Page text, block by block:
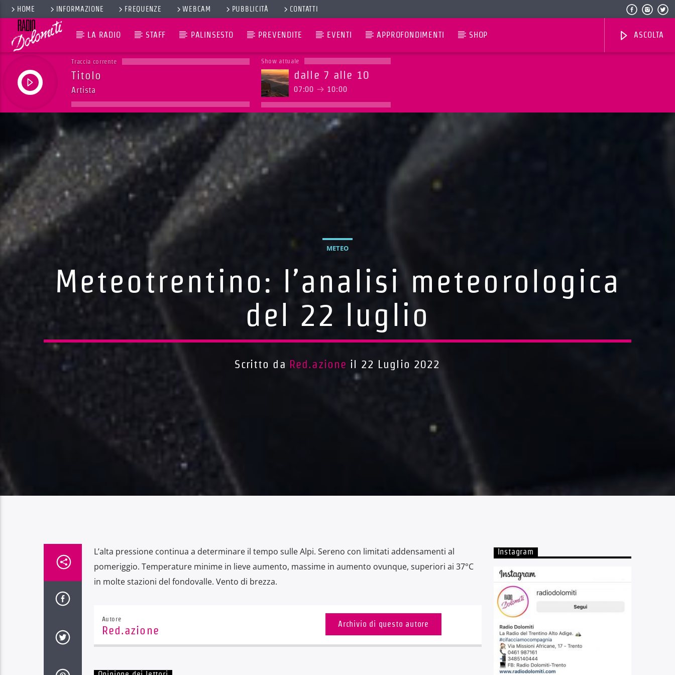
HOME INFORMAZIONE FREQUENZE WEBCAM PUBBLICITÀ CONTATTI
LA RADIO STAFF PALINSESTO PREVENDITE EVENTI APPROFONDIMENTI SHOP ASCOLTA
Traccia corrente
Titolo
Artista
Show attuale
dalle 7 alle 10
07:00 10:00
METEO
Meteotrentino: l’analisi meteorologica
del 22 luglio
Scritto da Red.azione il 22 Luglio 2022
L’alta pressione continua a determinare il tempo sulle Alpi. Sereno con limitati addensamenti al
pomeriggio. Temperature minime in lieve aumento, massime in aumento ovunque, superiori ai 37°C
in molte stazioni del fondovalle. Vento di brezza.
Autore
Red.azione
Archivio di questo autore
Instagram